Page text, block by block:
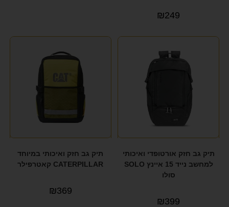
₪249
תיק גב חזק אורטופדי ואיכותי
למחשב נייד 15 איינץ SOLO
סולו
₪399
תיק גב חזק ואיכותי במיוחד
CATERPILLAR קאטרפילר
₪369